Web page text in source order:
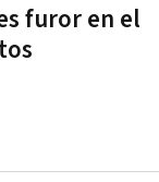
furor en el